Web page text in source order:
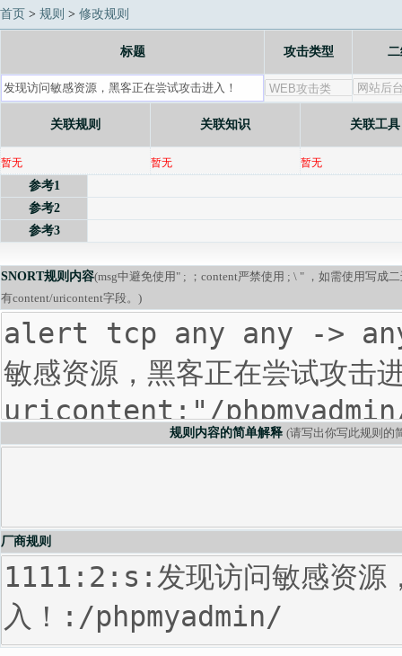
首页 > 规则 > 修改规则
标题 攻击类型
关联规则 关联知识 关联工具
暂无 暂无 暂无
参考1
参考2
参考3
SNORT规则内容(msg中避免使用" ; ；content严禁使用 ; \ " ，如需使用写成
有content/uricontent字段。)
规则内容的简单解释 (请写出你写此规则的
厂商规则